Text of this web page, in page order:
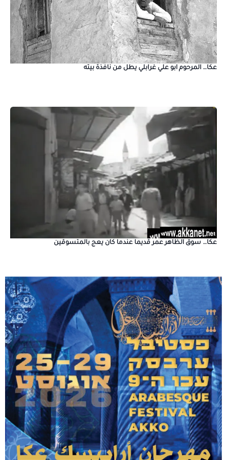
عكا… المرحوم ابو علي غرابلي يطل من نافذة بيته
عكا… سوق الظاهر عمر قديما عندما كان يعج بالمتسوقين